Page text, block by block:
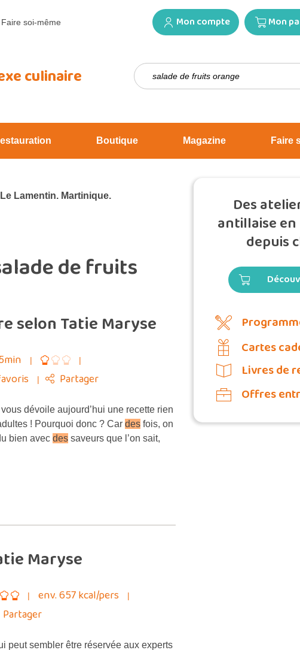
Faire soi-même Mon compte Mon
culinaire Rechercher :
Boutique Magazine Faire
Lamentin. Martinique.
de fruits
selon Tatie Maryse
Partager
dévoile aujourd’hui une recette rien
! Pourquoi donc ? Car des fois, on
bien avec des saveurs que l’on sait,
Maryse
env. 657 kcal/pers
Partager
peut sembler être réservée aux experts
Des
antillaise
depuis
Cartes
Livres de
Offres